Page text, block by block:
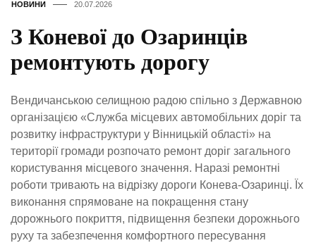
НОВИНИ 20.07.2026
З Коневої до Озаринців
ремонтують дорогу
Вендичанською селищною радою спільно з Державною
організацією «Служба місцевих автомобільних доріг та
розвитку інфраструктури у Вінницькій області» на
території громади розпочато ремонт доріг загального
користування місцевого значення. Наразі ремонтні
роботи тривають на відрізку дороги Конева-Озаринці. Їх
виконання спрямоване на покращення стану
дорожнього покриття, підвищення безпеки дорожнього
руху та забезпечення комфортного пересування